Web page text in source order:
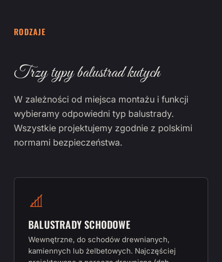
RODZAJE
Trzy typy balustrad kutych
W zależności od miejsca montażu i funkcji
wybieramy odpowiedni typ balustrady.
Wszystkie projektujemy zgodnie z polskimi
normami bezpieczeństwa.
BALUSTRADY SCHODOWE
Wewnętrzne, do schodów drewnianych,
kamiennych lub żelbetowych. Najczęściej